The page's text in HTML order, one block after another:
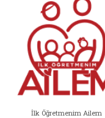
İlk Öğretmenim Ailem